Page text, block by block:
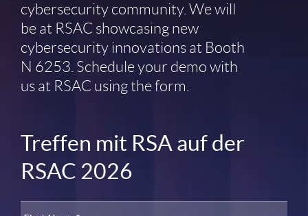
cybersecurity community. We will
be at RSAC showcasing new
cybersecurity innovations at Booth
N 6253. Schedule your demo with
us at RSAC using the form.
Treffen mit RSA auf der
RSAC 2026